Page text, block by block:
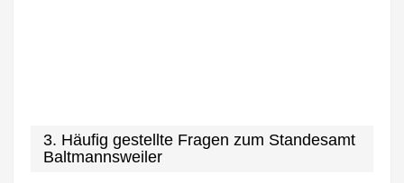
3. Häufig gestellte Fragen zum Standesamt
Baltmannsweiler